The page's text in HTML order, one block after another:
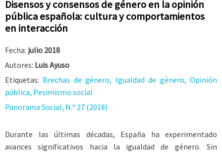
Disensos y consensos de género en la opinión
pública española: cultura y comportamientos
en interacción
Fecha: julio 2018
Autores: Luis Ayuso
Etiquetas: Brechas de género, Igualdad de género, Opinión
pública, Pesimismo social
Panorama Social, N.º 27 (2018)
Durante las últimas décadas, España ha experimentado
avances significativos hacia la igualdad de género. Sin